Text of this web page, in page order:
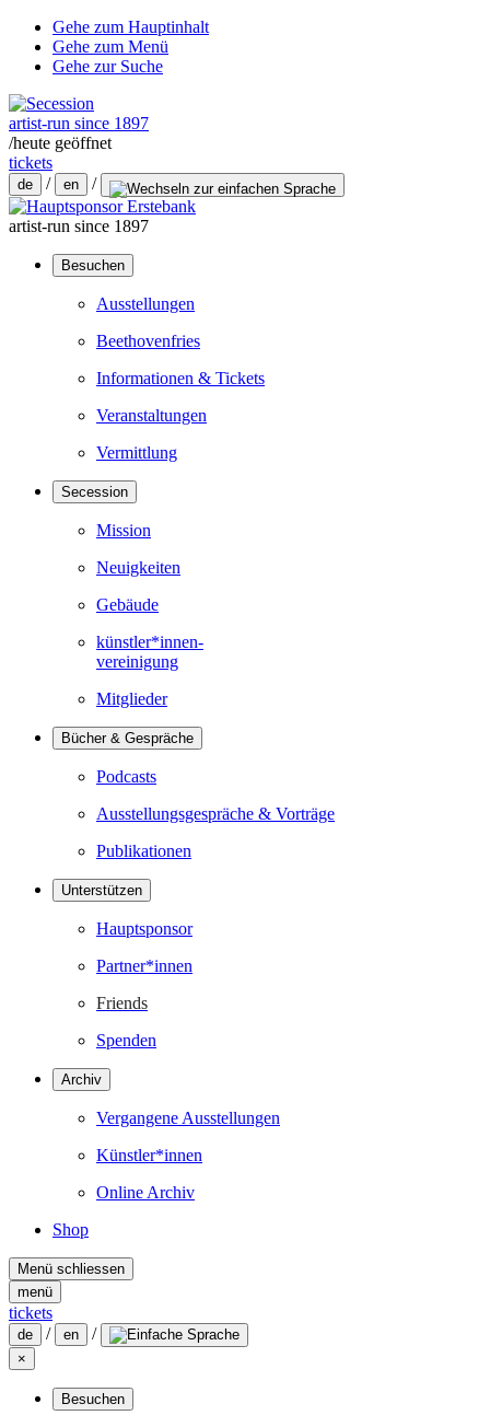
Gehe zum Hauptinhalt
Gehe zum Menü
Gehe zur Suche
artist-run since 1897
/heute geöffnet
tickets
de / en /
artist-run since 1897
Besuchen
Ausstellungen
Beethovenfries
Informationen & Tickets
Veranstaltungen
Vermittlung
Secession
Mission
Neuigkeiten
Gebäude
künstler*innen-
vereinigung
Mitglieder
Bücher & Gespräche
Podcasts
Ausstellungsgespräche & Vorträge
Publikationen
Unterstützen
Hauptsponsor
Partner*innen
Friends
Spenden
Archiv
Vergangene Ausstellungen
Künstler*innen
Online Archiv
Shop
Menü schliessen
menü
tickets
de / en /
×
Besuchen